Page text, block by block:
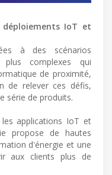
IoT et
à des scénarios
complexes qui
de proximité,
de relever ces défis,
série de produits.
applications IoT et
propose de hautes
d'énergie et une
aux clients plus de